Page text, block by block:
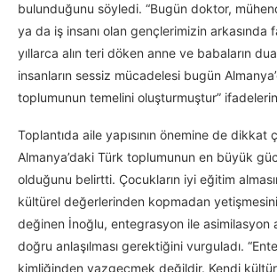
bulunduğunu söyledi. “Bugün doktor,
ya da iş insanı olan gençlerimizin arkasında
yıllarca alın teri döken anne ve babaların
insanların sessiz mücadelesi bugün
toplumunun temelini oluşturmuştur”
Toplantıda aile yapısının önemine de dikkat
Almanya’daki Türk toplumunun en büyük
olduğunu belirtti. Çocukların iyi eğitim
kültürel değerlerinden kopmadan
değinen İnoğlu, entegrasyon ile asimilasyon
doğru anlaşılması gerektiğini vurguladı.
kimliğinden vazgeçmek değildir. Kendi